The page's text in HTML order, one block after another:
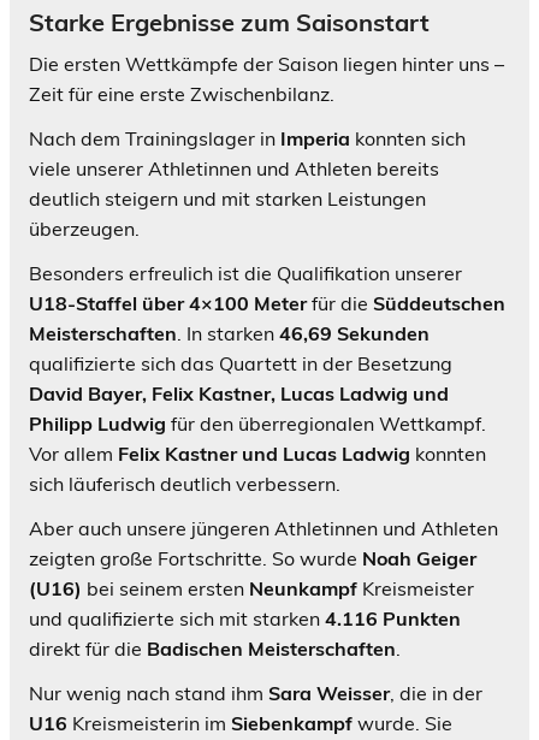
Starke Ergebnisse zum Saisonstart
Die ersten Wettkämpfe der Saison liegen hinter uns –
Zeit für eine erste Zwischenbilanz.
Nach dem Trainingslager in Imperia konnten sich
viele unserer Athletinnen und Athleten bereits
deutlich steigern und mit starken Leistungen
überzeugen.
Besonders erfreulich ist die Qualifikation unserer
U18-Staffel über 4×100 Meterfür die Süddeutschen
Meisterschaften. In starken 46,69 Sekunden
qualifizierte sich das Quartett in der Besetzung
David Bayer, Felix Kastner, Lucas Ladwig und
Philipp Ludwig für den überregionalen Wettkampf.
Vor allem Felix Kastner und Lucas Ladwig konnten
sich läuferisch deutlich verbessern.
Aber auch unsere jüngeren Athletinnen und Athleten
zeigten große Fortschritte. So wurde Noah Geiger
(U16) bei seinem ersten Neunkampf Kreismeister
und qualifizierte sich mit starken 4.116 Punkten
direkt für die Badischen Meisterschaften.
Nur wenig nach stand ihm Sara Weisser, die in der
U16 Kreismeisterin im Siebenkampf wurde. Sie